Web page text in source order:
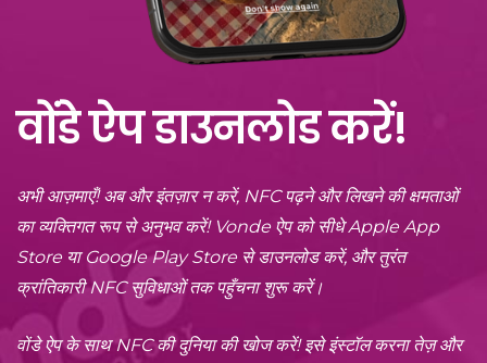
वोंडे ऐप डाउनलोड करें!
अभी आज़माएँ! अब और इंतज़ार न करें, NFC पढ़ने और लिखने की क्षमताओं
का व्यक्तिगत रूप से अनुभव करें! Vonde ऐप को सीधे Apple App
Store या Google Play Store से डाउनलोड करें, और तुरंत
क्रांतिकारी NFC सुविधाओं तक पहुँचना शुरू करें।
वोंडे ऐप के साथ NFC की दुनिया की खोज करें! इसे इंस्टॉल करना तेज़ और